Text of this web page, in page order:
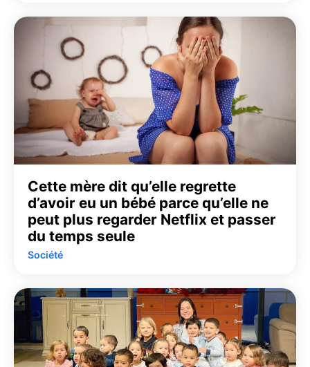
Cette mère dit qu’elle regrette
d’avoir eu un bébé parce qu’elle ne
peut plus regarder Netflix et passer
du temps seule
Société